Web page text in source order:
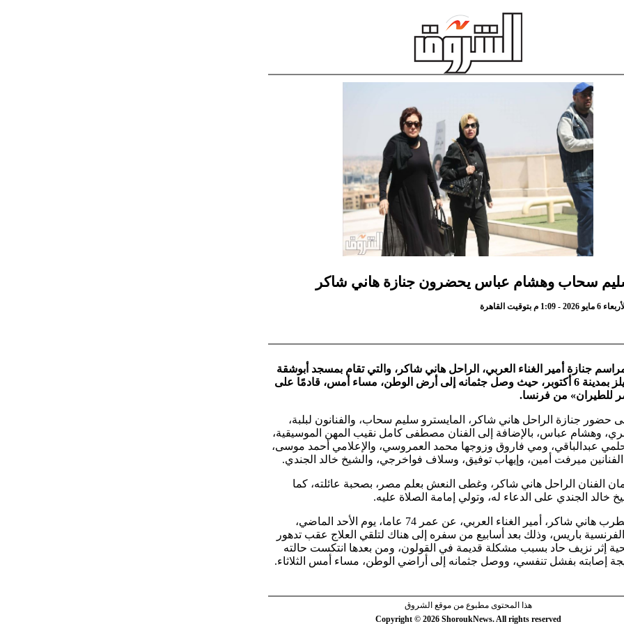
سحاب وهشام عباس يحضرون جنازة هاني شاكر
م بتوقيت القاهرة
جنازة أمير الغناء العربي، الراحل هاني شاكر، والتي تقام بمسجد أبوشقة
فى بالم هيلز بمدينة 6 أكتوبر، حيث وصل جثمانه إلى أرض الوطن، مساء أمس، قادمًا على
للطيران» من فرنسا.
جنازة الراحل هاني شاكر، المايسترو سليم سحاب، والفنانون لبلبة،
وهشام عباس، بالإضافة إلى الفنان مصطفى كامل نقيب المهن الموسيقية،
حلمي عبدالباقي، ومي فاروق وزوجها محمد العمروسي، والإعلامي أحمد موسى،
ميرفت أمين، وإيهاب توفيق، وسلاف فواخرجي، والشيخ خالد الجندي.
الفنان الراحل هاني شاكر، وغطى النعش بعلم مصر، بصحبة عائلته، كما
خالد الجندي على الدعاء له، وتولي إمامة الصلاة عليه.
وتوفي المطرب هاني شاكر، أمير الغناء العربي، عن عمر 74 عاما، يوم الأحد الماضي،
باريس، وذلك بعد أسابيع من سفره إلى هناك لتلقي العلاج عقب تدهور
إثر نزيف حاد بسبب مشكلة قديمة في القولون، ومن بعدها انتكست حالته
إصابته بفشل تنفسي، ووصل جثمانه إلى أراضي الوطن، مساء أمس الثلاثاء.
هذا المحتوى مطبوع من موقع الشروق
Copyright © 2026 ShoroukNews. All rights reserved